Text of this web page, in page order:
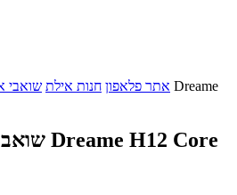
אתר פלאפון חנות אילת שואבי
שואב אבק שוטף אלחוטי Dreame H12 Core